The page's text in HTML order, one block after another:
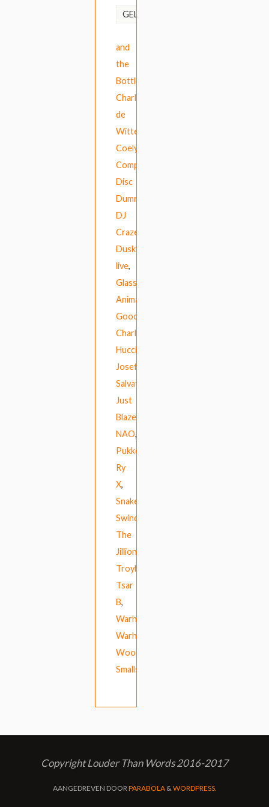
GELABELD
and
the
Bottlemen
Charlotte
de
Witte
Coely
Compact
Disc
Dummies
DJ
Craze
Dusky
live,
Glass
Animals
Good
Charlotte
Hucci
Josef
Salvat
Just
Blaze
NAO,
Pukkelpop
Ry
X,
Snakehips
Swindle
The
Jillionaire
Troyboi
Tsar
B,
Warhaus
Warhola
Woodie
Smalls
Copyright Louder Than Words 2016-2017
AANGEDREVEN DOOR PARABOLA& WORDPRESS.